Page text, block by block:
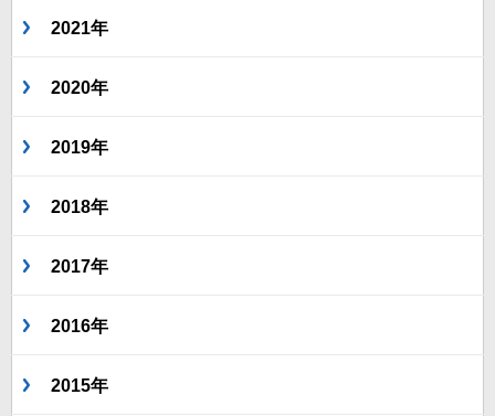
2021年
2020年
2019年
2018年
2017年
2016年
2015年